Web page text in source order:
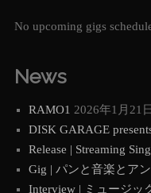
No upcoming gigs
News
RAMO1 2026年1月21日
DISK GARAGE
Release | Streaming
Gig | パンと音楽とア
Interview | ミュージッ